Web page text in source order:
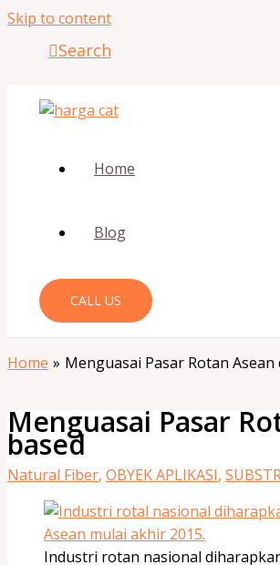
Skip to content
Search
Home
Blog
CALL US
Home Menguasai Pasar Rotan
Menguasai Pasar
based
Natural Fiber, OBYEK APLIKASI,
Industri rotan nasional